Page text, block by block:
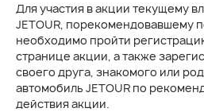
Для участия в акции текущему
JETOUR, порекомендовавшему
необходимо пройти
странице акции, а также
своего друга, знакомого или
автомобиль JETOUR по
действия акции.